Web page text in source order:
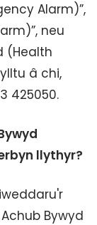
Alarm)”,
neu
(Health
â chi,
425050.
llythyr?
Bywyd